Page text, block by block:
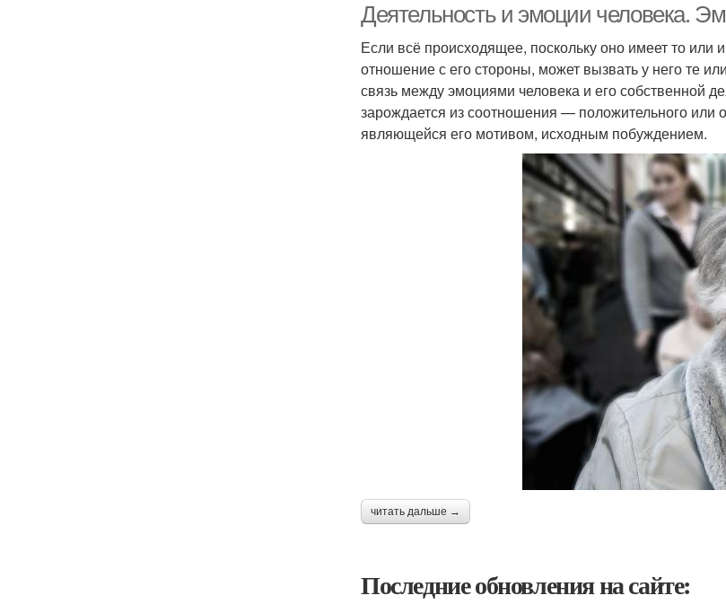
Деятельность и эмоции человека.
Если всё происходящее, поскольку оно имеет то
отношение с его стороны, может вызвать у него те
связь между эмоциями человека и его собственной
зарождается из соотношения — положительного или
являющейся его мотивом, исходным побуждением.
читать дальше →
Последние обновления на сайте: